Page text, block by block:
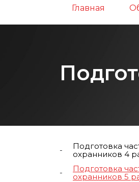
Главная
Подготовка
охранников 4
Подготовка
охранников 5